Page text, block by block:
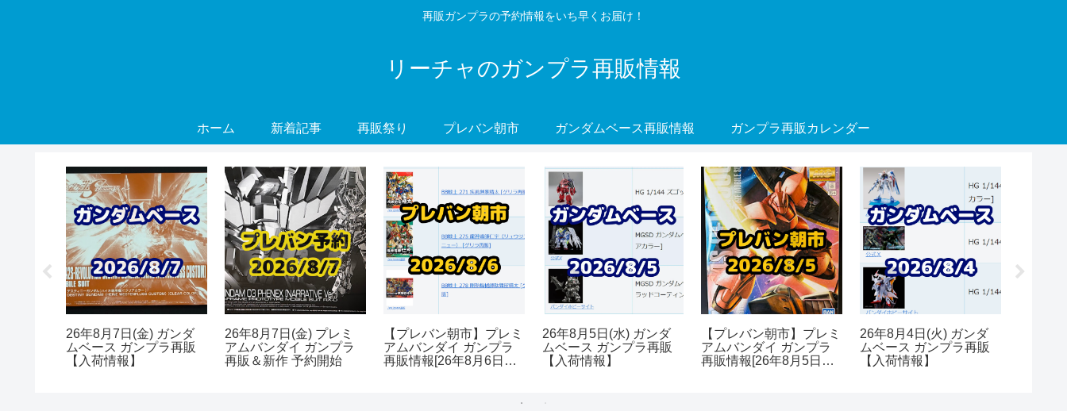
再販ガンプラの予約情報をいち早くお届け！
リーチャのガンプラ再販情報
ホーム 新着記事 再販祭り プレバン朝市 ガンダムベース再販情報 ガンプラ再販カレンダー
26年8月7日(金) ガンダ
ムベース ガンプラ再販
【入荷情報】
26年8月7日(金) プレミ
アムバンダイ ガンプラ
再販＆新作 予約開始
【プレバン朝市】プレミ
アムバンダイ ガンプラ
再販情報[26年8月6日
26年8月5日(水) ガンダ
ムベース ガンプラ再販
【入荷情報】
【プレバン朝市】プレミ
アムバンダイ ガンプラ
再販情報[26年8月5日
26年8月4日(火) ガンダ
ムベース ガンプラ再販
【入荷情報】